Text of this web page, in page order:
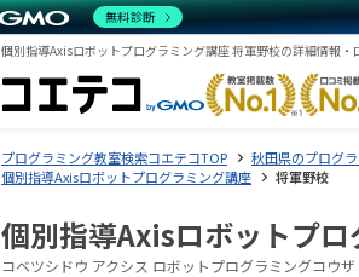
個別指導Axisロボットプログラミング講座 将軍野校の詳細情報・
プログラミング教室検索コエテコTOP 秋田県のプログ
個別指導Axisロボットプログラミング講座
将軍野校
個別指導Axisロボットプ
コベツシドウ アクシス ロボットプログラミングコウザ
無料診断